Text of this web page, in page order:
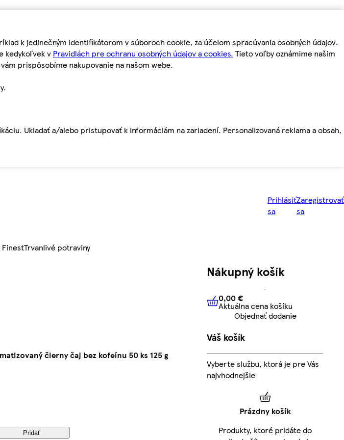
k jedinečným identifikátorom v súboroch cookie, za účelom spracúvania osobných údajov.
kedykoľvek v Pravidlách pre ochranu osobných údajov a cookies. Tieto voľby oznámime našim
prispôsobíme nakupovanie na našom webe.
Ukladať a/alebo pristupovať k informáciám na zariadení. Personalizovaná reklama a obsah,
Prihlásiť
sa
Zaregistrovať
sa
FinestTrvanlivé potraviny
čierny čaj bez kofeínu 50 ks 125 g
Pridať
Nákupný košík
0,00 € Aktuálna cena košíku
0,00 €
Aktuálna cena košíku
Objednať dodanie
Váš košík
Vyberte službu, ktorá je pre Vás
najvhodnejšie
Prázdny košík
Produkty, ktoré pridáte do